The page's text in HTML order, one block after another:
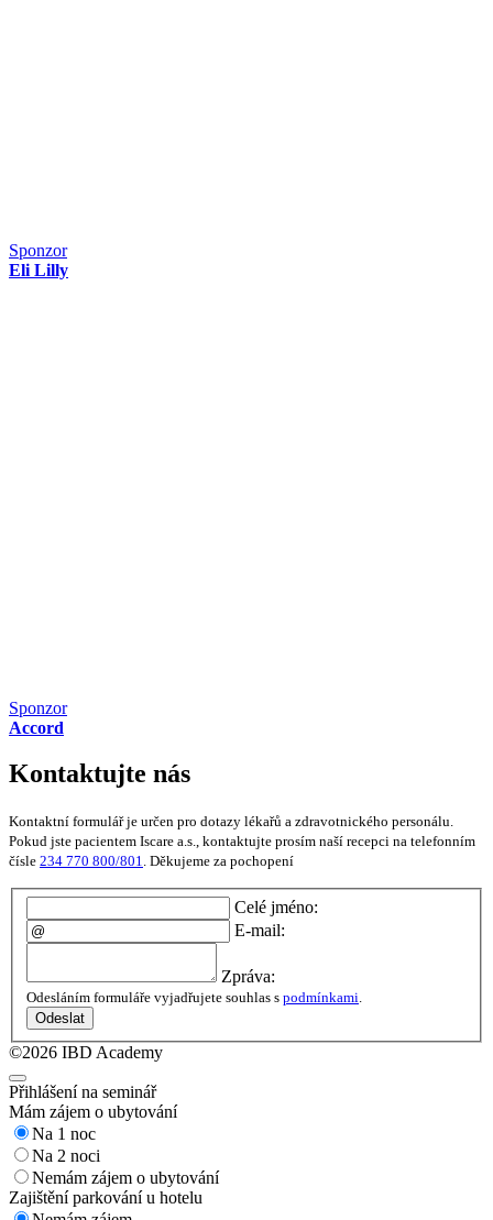
Sponzor
Eli Lilly
Sponzor
Accord
Kontaktujte nás
Kontaktní formulář je určen pro dotazy lékařů a zdravotnického personálu.
Pokud jste pacientem Iscare a.s., kontaktujte prosím naší recepci na telefonním
čísle 234 770 800/801. Děkujeme za pochopení
Celé jméno:
E-mail:
Zpráva:
Odesláním formuláře vyjadřujete souhlas s podmínkami
Odeslat
©2026 IBD Academy
Přihlášení na seminář
Mám zájem o ubytování
Na 1 noc
Na 2 noci
Nemám zájem o ubytování
Zajištění parkování u hotelu